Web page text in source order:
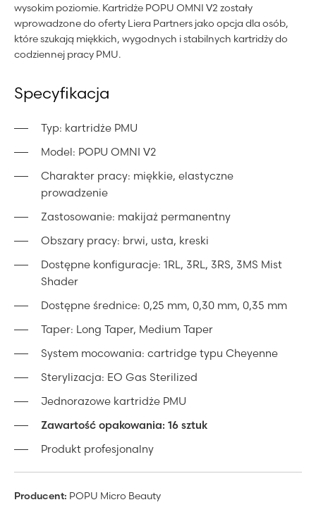
wysokim poziomie. Kartridże POPU OMNI V2 zostały
wprowadzone do oferty Liera Partners jako opcja dla osób,
które szukają miękkich, wygodnych i stabilnych kartridży do
codziennej pracy PMU.
Specyfikacja
Typ: kartridże PMU
Model: POPU OMNI V2
Charakter pracy: miękkie, elastyczne
prowadzenie
Zastosowanie: makijaż permanentny
Obszary pracy: brwi, usta, kreski
Dostępne konfiguracje: 1RL, 3RL, 3RS, 3MS Mist
Shader
Dostępne średnice: 0,25 mm, 0,30 mm, 0,35 mm
Taper: Long Taper, Medium Taper
System mocowania: cartridge typu Cheyenne
Sterylizacja: EO Gas Sterilized
Jednorazowe kartridże PMU
Zawartość opakowania: 16 sztuk
Produkt profesjonalny
Producent: POPU Micro Beauty